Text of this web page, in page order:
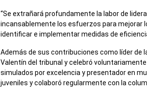
“Se extrañará profundamente la labor de
incansablemente los esfuerzos para mejorar
identificar e implementar medidas de
Además de sus contribuciones como líder de
Valentín del tribunal y celebró
simulados por excelencia y presentador en
juveniles y colaboró regularmente con la